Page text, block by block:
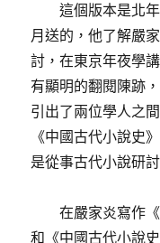
這個版本是北
月送的，他了解嚴
討，在東京年夜學
有顯明的翻閱陳跡
引出了兩位學人之
《中國古代小說史
是從事古代小說研
在嚴家炎寫作
和《中國古代小說